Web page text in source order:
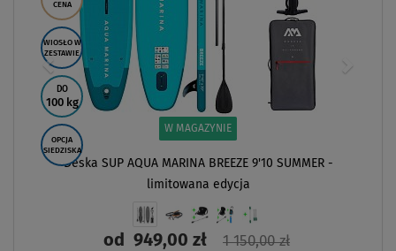
CENA
WIOSŁO W
ZESTAWIE
DO
100 kg
OPCJA
SIEDZISKA
W MAGAZYNIE
Deska SUP AQUA MARINA BREEZE 9'10 SUMMER -
limitowana edycja
od 949,00 zł 1 150,00 zł